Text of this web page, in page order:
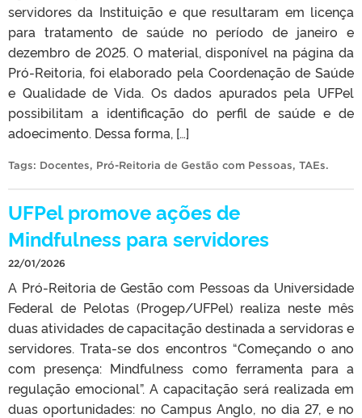
servidores da Instituição e que resultaram em licença
para tratamento de saúde no período de janeiro e
dezembro de 2025. O material, disponível na página da
Pró-Reitoria, foi elaborado pela Coordenação de Saúde
e Qualidade de Vida. Os dados apurados pela UFPel
possibilitam a identificação do perfil de saúde e de
adoecimento. Dessa forma, […]
Tags: Docentes, Pró-Reitoria de Gestão com Pessoas, TAEs.
UFPel promove ações de
Mindfulness para servidores
22/01/2026
A Pró-Reitoria de Gestão com Pessoas da Universidade
Federal de Pelotas (Progep/UFPel) realiza neste mês
duas atividades de capacitação destinada a servidoras e
servidores. Trata-se dos encontros “Começando o ano
com presença: Mindfulness como ferramenta para a
regulação emocional”. A capacitação será realizada em
duas oportunidades: no Campus Anglo, no dia 27, e no